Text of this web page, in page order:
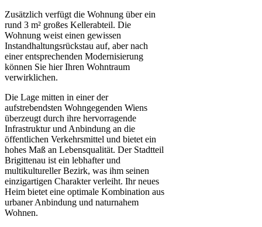
Zusätzlich verfügt die Wohnung über ein
rund 3 m² großes Kellerabteil. Die
Wohnung weist einen gewissen
Instandhaltungsrückstau auf, aber nach
einer entsprechenden Modernisierung
können Sie hier Ihren Wohntraum
verwirklichen.
Die Lage mitten in einer der
aufstrebendsten Wohngegenden Wiens
überzeugt durch ihre hervorragende
Infrastruktur und Anbindung an die
öffentlichen Verkehrsmittel und bietet ein
hohes Maß an Lebensqualität. Der Stadtteil
Brigittenau ist ein lebhafter und
multikultureller Bezirk, was ihm seinen
einzigartigen Charakter verleiht. Ihr neues
Heim bietet eine optimale Kombination aus
urbaner Anbindung und naturnahem
Wohnen.